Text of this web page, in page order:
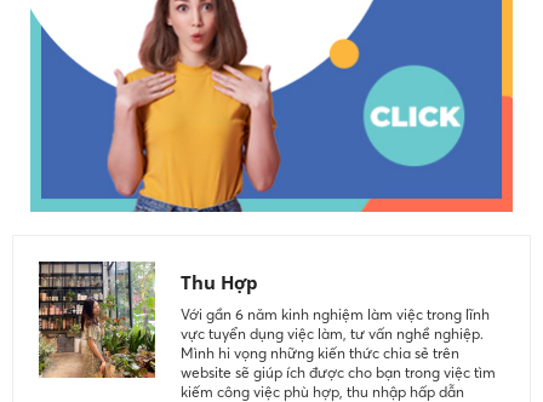
Thu Hợp
Với gần 6 năm kinh nghiệm làm việc trong lĩnh
vực tuyển dụng việc làm, tư vấn nghề nghiệp.
Mình hi vọng những kiến thức chia sẻ trên
website sẽ giúp ích được cho bạn trong việc tìm
kiếm công việc phù hợp, thu nhập hấp dẫn